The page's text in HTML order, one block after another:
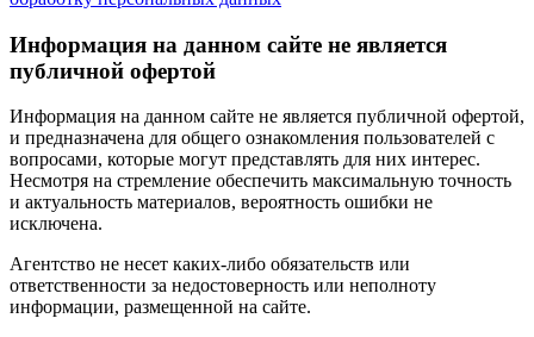
Информация на данном сайте не является
публичной офертой
Информация на данном сайте не является публичной офертой,
и предназначена для общего ознакомления пользователей с
вопросами, которые могут представлять для них интерес.
Несмотря на стремление обеспечить максимальную точность
и актуальность материалов, вероятность ошибки не
исключена.
Агентство не несет каких-либо обязательств или
ответственности за недостоверность или неполноту
информации, размещенной на сайте.